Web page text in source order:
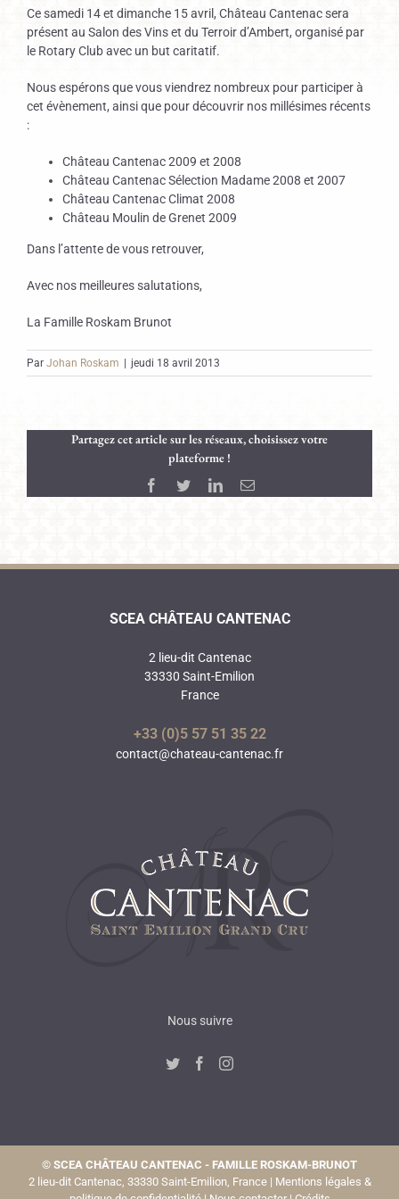
Ce samedi 14 et dimanche 15 avril, Château Cantenac sera
présent au Salon des Vins et du Terroir d’Ambert, organisé par
le Rotary Club avec un but caritatif.
Nous espérons que vous viendrez nombreux pour participer à
cet évènement, ainsi que pour découvrir nos millésimes récents
:
Château Cantenac 2009 et 2008
Château Cantenac Sélection Madame 2008 et 2007
Château Cantenac Climat 2008
Château Moulin de Grenet 2009
Dans l’attente de vous retrouver,
Avec nos meilleures salutations,
La Famille Roskam Brunot
Par Johan Roskam jeudi 18 avril 2013
Partagez cet article sur les réseaux, choisissez votre
plateforme !
Facebook
TwitterLinkedInEmail
SCEA CHÂTEAU CANTENAC
2 lieu-dit Cantenac
33330 Saint-Emilion
France
+33 (0)5 57 51 35 22
contact@chateau-cantenac.fr
Nous suivre
© SCEA CHÂTEAU CANTENAC - FAMILLE ROSKAM-BRUNOT
2 lieu-dit Cantenac, 33330 Saint-Emilion, France | Mentions légales &